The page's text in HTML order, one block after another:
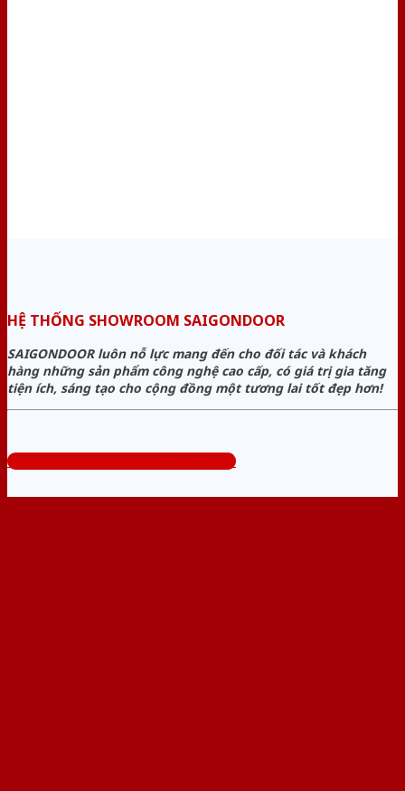
HỆ THỐNG SHOWROOM SAIGONDOOR
SAIGONDOOR luôn nỗ lực mang đến cho đối tác và khách
hàng những sản phẩm công nghệ cao cấp, có giá trị gia tăng
tiện ích, sáng tạo cho cộng đồng một tương lai tốt đẹp hơn!
Tổng đài tư vấn miễn phí: 0824.400.400